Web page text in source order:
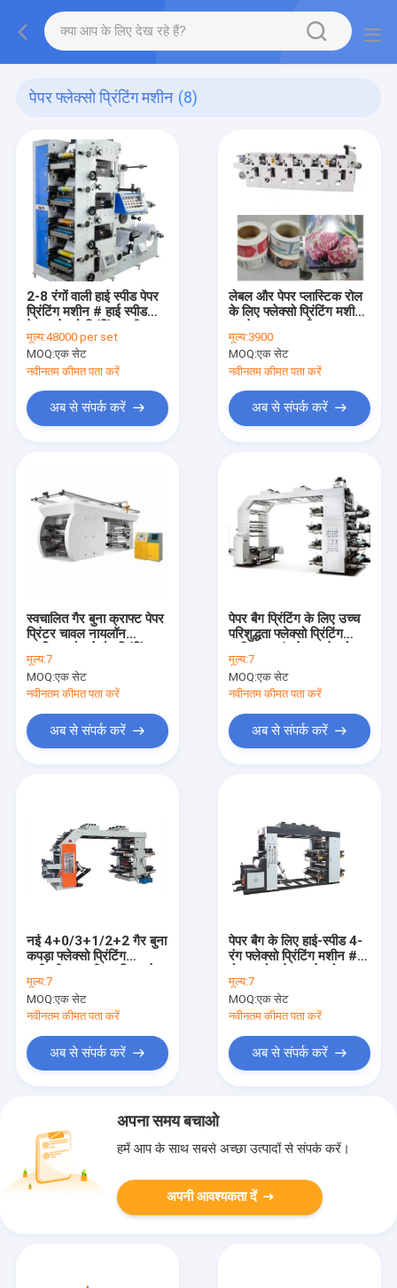
पेपर फ्लेक्सो प्रिंटिंग मशीन (8)
2-8 रंगों वाली हाई स्पीड पेपर
प्रिंटिंग मशीन # हाई स्पीड
120 मीटर/मिनट 1-9 रंग
मूल्य:48000 per set
MOQ:एक सेट
नवीनतम कीमत पता करें
अब से संपर्क करें
लेबल और पेपर प्लास्टिक रोल
के लिए फ्लेक्सो प्रिंटिंग मशीन:
फैक्टरी मूल्य # 50-520 मिमी
प्रिंटिंग चौड़ाई के साथ
मूल्य:3900
MOQ:एक सेट
नवीनतम कीमत पता करें
अब से संपर्क करें
स्वचालित गैर बुना क्राफ्ट पेपर
प्रिंटर चावल नायलॉन
मशीन#10-120 मीटर/मिनट
मुद्रण गति
मूल्य:7
MOQ:एक सेट
नवीनतम कीमत पता करें
अब से संपर्क करें
पेपर बैग प्रिंटिंग के लिए उच्च
परिशुद्धता फ्लेक्सो प्रिंटिंग
प्रिंटिंग मशीन 4 रंग 10-120
मीटर/मिनट
मूल्य:7
MOQ:एक सेट
नवीनतम कीमत पता करें
अब से संपर्क करें
नई 4+0/3+1/2+2 गैर बुना
कपड़ा फ्लेक्सो प्रिंटिंग
फ्लेक्सो प्रिंटिंग मशीन 380V
4 रंग नॉन वोव के लिए
मूल्य:7
MOQ:एक सेट
नवीनतम कीमत पता करें
अब से संपर्क करें
पेपर बैग के लिए हाई-स्पीड 4-
रंग फ्लेक्सो प्रिंटिंग मशीन #
प्रिंटिंग मशीन 60 मीटर/मिनट
4 रंग
मूल्य:7
MOQ:एक सेट
नवीनतम कीमत पता करें
अब से संपर्क करें
अपना समय बचाओ
हमें आप के साथ सबसे अच्छा उत्पादों से संपर्क करें।
अपनी आवश्यकता दें